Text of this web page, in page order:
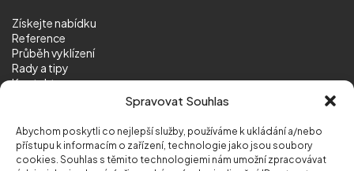
Spravovat Souhlas
Abychom poskytli co nejlepší služby, používáme k ukládání a/nebo
přístupu k informacím o zařízení, technologie jako jsou soubory
cookies. Souhlas s těmito technologiemi nám umožní zpracovávat
Získejte nabídku
Reference
Průběh vyklízení
Rady a tipy
Kontakt